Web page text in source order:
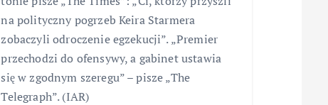
na polityczny pogrzeb Keira Starmera
zobaczyli odroczenie egzekucji”. „Premier
przechodzi do ofensywy, a gabinet ustawia
się w zgodnym szeregu” – pisze „The
Telegraph”. (IAR)